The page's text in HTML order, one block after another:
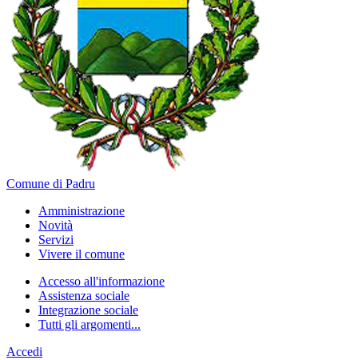
Comune di Padru
Amministrazione
Novità
Servizi
Vivere il comune
Accesso all'informazione
Assistenza sociale
Integrazione sociale
Tutti gli argomenti...
Accedi